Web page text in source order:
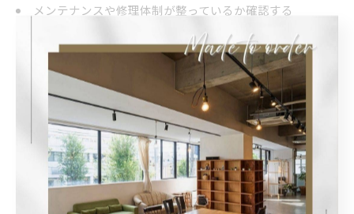
メンテナンスや修理体制が整っているか確認する
見積もりや納期、アフターサービスの内容を比較する
特にオーダー家具は完成までに時間がかかるため、事前の打
ち合わせやイメージの共有が重要です。大阪の工房では、実
例やサンプルを見ながら相談できるところも多く、納得のい
く選択がしやすい環境が整っています。
無垢材活用で差が出るオーダー家